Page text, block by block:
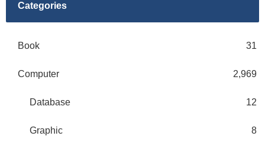
Categories
Book 31
Computer 2,969
Database 12
Graphic 8